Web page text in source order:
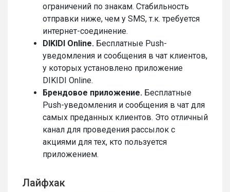
ограничений по знакам. Стабильность
отправки ниже, чем у SMS, т.к. требуется
интернет-соединение.
DIKIDI Online. Бесплатные Push-
уведомления и сообщения в чат клиентов,
у которых установлено приложение
DIKIDI Online.
Брендовое приложение. Бесплатные
Push-уведомления и сообщения в чат для
самых преданных клиентов. Это отличный
канал для проведения рассылок с
акциями для тех, кто пользуется
приложением.
Лайфхак